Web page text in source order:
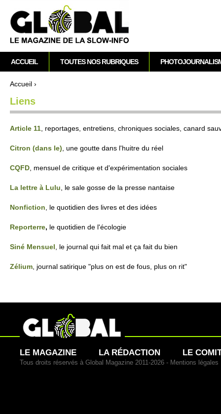
Vous êtes ici
Accueil ›
Liens
Article 11 , re­po­rtages, en­tre­ti­ens, chroniques so­ci­ales, canard
Ci­tron (dans le) , une goutte dans l'huitre du réel
CQFD , mensuel de cri­tique et d'expéri­mentation so­ci­ales
La lettre à Lulu , le sale gosse de la pre­sse nantaise
Nonfi­ction , le quotidien des livres et des idées
Re­po­rte­rre, le quotidien de l'éco­logie
Siné Mensuel , le journal qui fait mal et ça fait du bien
Zélium , journal sati­rique "plus on est de fous, plus on rit"
M
e
n
p
r
i
c
p
a
l
ACCUEIL TOUTES NOS RUBRIQUES
LE MAGAZINE LA RÉDACTION LE
Tous droits réservés à Global Magazine 2011-2026 - Mentions légales